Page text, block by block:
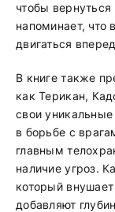
чтобы
напоминает,
двигаться
В книге также
как Терикан,
свои
в борьбе с
главным
наличие угроз.
который
добавляют